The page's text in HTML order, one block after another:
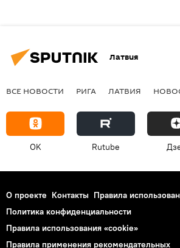
Латвия
ВСЕ НОВОСТИ РИГА ЛАТВИЯ
OK Rutube
О проекте Контакты Правила
Политика конфиденциальности
Правила использования «cookie»
Правила применения рекомендательных